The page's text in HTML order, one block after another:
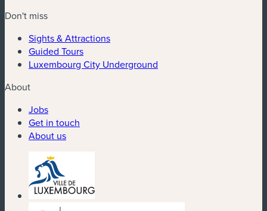
Don't miss
Sights & Attractions
Guided Tours
Luxembourg City Underground
About
Jobs
Get in touch
About us